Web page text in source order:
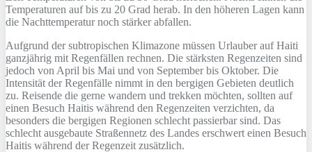
Temperaturen auf bis zu 20 Grad herab. In den höheren Lagen kann
die Nachttemperatur noch stärker abfallen.
Aufgrund der subtropischen Klimazone müssen Urlauber auf Haiti
ganzjährig mit Regenfällen rechnen. Die stärksten Regenzeiten sind
jedoch von April bis Mai und von September bis Oktober. Die
Intensität der Regenfälle nimmt in den bergigen Gebieten deutlich
zu. Reisende die gerne wandern und trekken möchten, sollten auf
einen Besuch Haitis während den Regenzeiten verzichten, da
besonders die bergigen Regionen schlecht passierbar sind. Das
schlecht ausgebaute Straßennetz des Landes erschwert einen Besuch
Haitis während der Regenzeit zusätzlich.